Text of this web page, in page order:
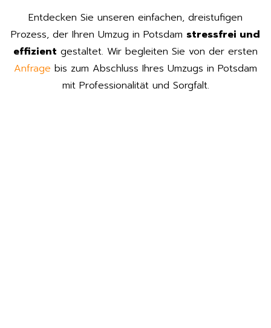
Entdecken Sie unseren einfachen, dreistufigen
Prozess, der Ihren Umzug in Potsdam stressfrei und
effizient gestaltet. Wir begleiten Sie von der ersten
Anfrage bis zum Abschluss Ihres Umzugs in Potsdam
mit Professionalität und Sorgfalt.